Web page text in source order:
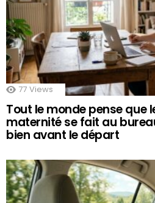
77 Views
Tout le monde pense que
maternité se fait au
bien avant le départ